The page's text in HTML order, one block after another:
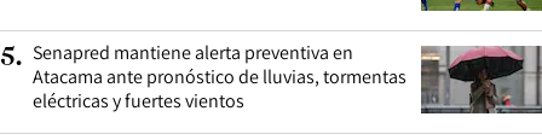
5. Senapred mantiene alerta preventiva en
Atacama ante pronóstico de lluvias, tormentas
eléctricas y fuertes vientos